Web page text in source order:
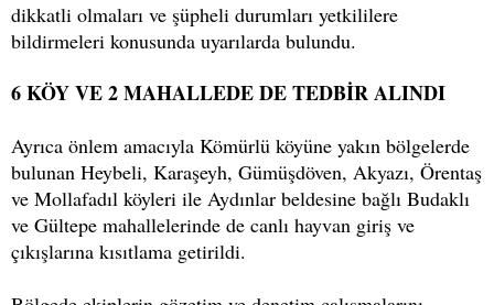
dikkatli olmaları ve şüpheli durumları yetkililere
bildirmeleri konusunda uyarılarda bulundu.
6 KÖY VE 2 MAHALLEDE DE TEDBİR ALINDI
Ayrıca önlem amacıyla Kömürlü köyüne yakın bölgelerde
bulunan Heybeli, Karaşeyh, Gümüşdöven, Akyazı, Örentaş
ve Mollafadıl köyleri ile Aydınlar beldesine bağlı Budaklı
ve Gültepe mahallelerinde de canlı hayvan giriş ve
çıkışlarına kısıtlama getirildi.